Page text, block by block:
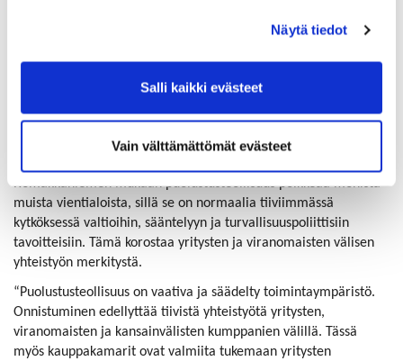
Näytä tiedot
Salli kaikki evästeet
Vain välttämättömät evästeet
varmistettava, että ne täyttävät Naton kilpailutuskelpoisuudet.
Tämä koskee paljon laajempaa yritysjoukkoa kuin usein
ajatellaan: esimerkiksi teknologia-, logistiikka-, koulutus- ja
uusista mahdollisuuksista”, Romakkaniemi toteaa.
Romakkaniemen mukaan puolustusteollisuus poikkeaa monista
muista vientialoista, sillä se on normaalia tiiviimmässä
kytköksessä valtioihin, sääntelyyn ja turvallisuuspoliittisiin
tavoitteisiin. Tämä korostaa yritysten ja viranomaisten välisen
yhteistyön merkitystä.
“Puolustusteollisuus on vaativa ja säädelty toimintaympäristö.
Onnistuminen edellyttää tiivistä yhteistyötä yritysten,
viranomaisten ja kansainvälisten kumppanien välillä. Tässä
myös kauppakamarit ovat valmiita tukemaan yritysten